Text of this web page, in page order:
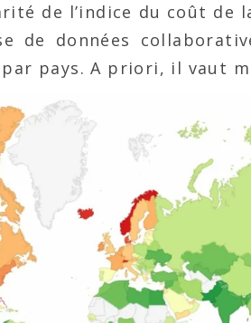
de l’indice du coût de
de données
pays. A priori, il vaut